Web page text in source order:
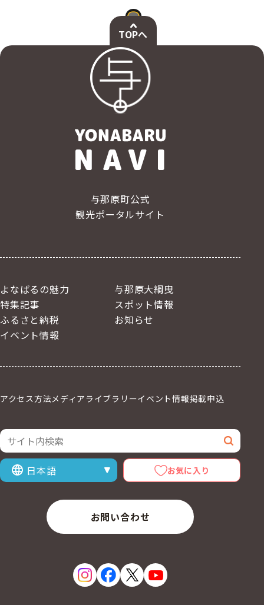
TOPへ
与那原町公式
観光ポータルサイト
よなばるの魅力
与那原大綱曳
特集記事
スポット情報
ふるさと納税
お知らせ
イベント情報
アクセス方法メディアライブラリーイベント情報掲載申込
サイト内検索
検索
表示言語を選択 お気に入り
お問い合わせ